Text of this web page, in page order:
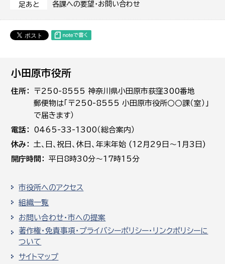
足あと 各課への要望・お問い合わせ
小田原市役所
住所
〒250-8555 神奈川県小田原市荻窪300番地
郵便物は「〒250-8555 小田原市役所○○課（室）」
で届きます）
電話
0465-33-1300（総合案内）
休み
土､日､祝日、休日、年末年始 (12月29日～1月3日)
開庁時間
平日8時30分～17時15分
市役所へのアクセス
組織一覧
お問い合わせ・市への提案
著作権・免責事項・プライバシーポリシー・リンクポリシーに
ついて
サイトマップ